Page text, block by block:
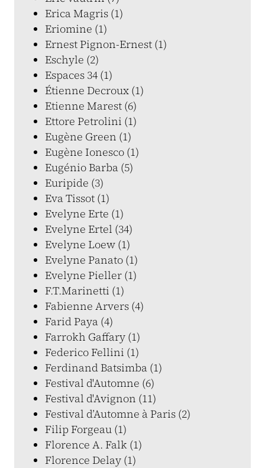
Erica Magris (1)
Eriomine (1)
Ernest Pignon-Ernest (1)
Eschyle (2)
Espaces 34 (1)
Étienne Decroux (1)
Etienne Marest (6)
Ettore Petrolini (1)
Eugène Green (1)
Eugène Ionesco (1)
Eugénio Barba (5)
Euripide (3)
Eva Tissot (1)
Evelyne Erte (1)
Evelyne Ertel (34)
Evelyne Loew (1)
Evelyne Panato (1)
Evelyne Pieller (1)
F.T.Marinetti (1)
Fabienne Arvers (4)
Farid Paya (4)
Farrokh Gaffary (1)
Federico Fellini (1)
Ferdinand Batsimba (1)
Festival d'Automne (6)
Festival d'Avignon (11)
Festival d’Automne à Paris (2)
Filip Forgeau (1)
Florence A. Falk (1)
Florence Delay (1)